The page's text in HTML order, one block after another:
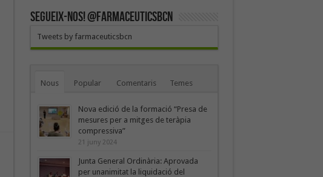
SEGUEIX-NOS! @farmaceuticsbcn
Tweets by farmaceuticsbcn
Nous Popular Comentaris Temes
Nova edició de la formació “Presa de
mesures per a mitges de teràpia
compressiva”
21 juny 2024
Junta General Ordinària: Aprovada
per unanimitat la liquidació del